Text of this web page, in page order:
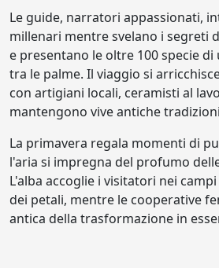
Le guide, narratori appassionati,
millenari mentre svelano i segreti
e presentano le oltre 100 specie di
tra le palme. Il viaggio si
con artigiani locali, ceramisti al
mantengono vive antiche
La primavera regala momenti di
l'aria si impregna del profumo
L'alba accoglie i visitatori nei
dei petali, mentre le cooperative
antica della trasformazione in